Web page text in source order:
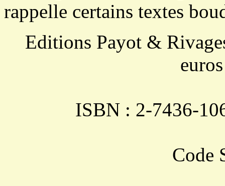
rappelle certains textes
Editions Payot &
ISBN : 2-7436-
Code